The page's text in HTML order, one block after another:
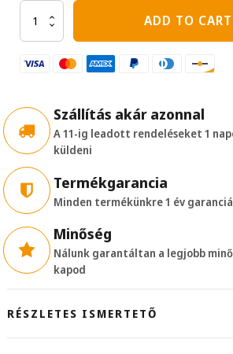
Port
(DP)
ADD TO CART
Szállítás akár azonnal
A 11-ig leadott rendeléseket 1
küldeni
Termékgarancia
Minden termékünkre 1 év
Minőség
Nálunk garantáltan a legjobb
kapod
RÉSZLETES ISMERTETŐ